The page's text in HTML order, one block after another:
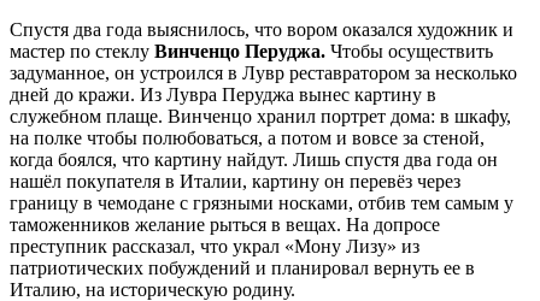
Спустя два года выяснилось, что вором оказался художник и
мастер по стеклу Винченцо Перуджа. Чтобы осуществить
задуманное, он устроился в Лувр реставратором за несколько
дней до кражи. Из Лувра Перуджа вынес картину в
служебном плаще. Винченцо хранил портрет дома: в шкафу,
на полке чтобы полюбоваться, а потом и вовсе за стеной,
когда боялся, что картину найдут. Лишь спустя два года он
нашёл покупателя в Италии, картину он перевёз через
границу в чемодане с грязными носками, отбив тем самым у
таможенников желание рыться в вещах. На допросе
преступник рассказал, что украл «Мону Лизу» из
патриотических побуждений и планировал вернуть ее в
Италию, на историческую родину.